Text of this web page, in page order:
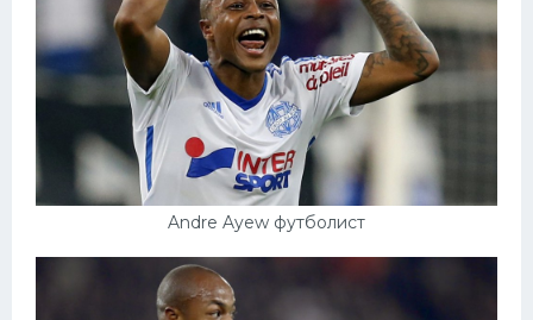
Andre Ayew футболист